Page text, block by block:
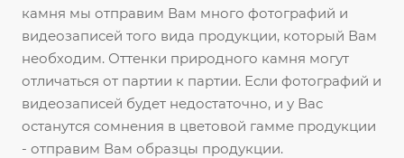
камня мы отправим Вам много фотографий и
видеозаписей того вида продукции, который Вам
необходим. Оттенки природного камня могут
отличаться от партии к партии. Если фотографий и
видеозаписей будет недостаточно, и у Вас
останутся сомнения в цветовой гамме продукции
- отправим Вам образцы продукции.